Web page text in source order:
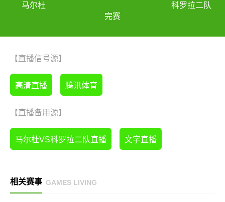
马尔杜
完赛
科罗拉二队
【直播信号源】
高清直播 腾讯体育
【直播备用源】
马尔杜VS科罗拉二队直播 文字直播
相关赛事 GAMES LIVING